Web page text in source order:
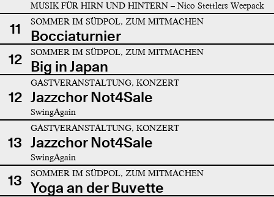
MUSIK FÜR HIRN UND HINTERN – Nico Stettlers Weepack
11 SOMMER IM SÜDPOL, ZUM MITMACHEN
Bocciaturnier
12
SOMMER IM SÜDPOL, ZUM MITMACHEN
Big in Japan
12
GASTVERANSTALTUNG, KONZERT
Jazzchor Not4Sale
SwingAgain
13
GASTVERANSTALTUNG, KONZERT
Jazzchor Not4Sale
SwingAgain
13 SOMMER IM SÜDPOL, ZUM MITMACHEN
Yoga an der Buvette